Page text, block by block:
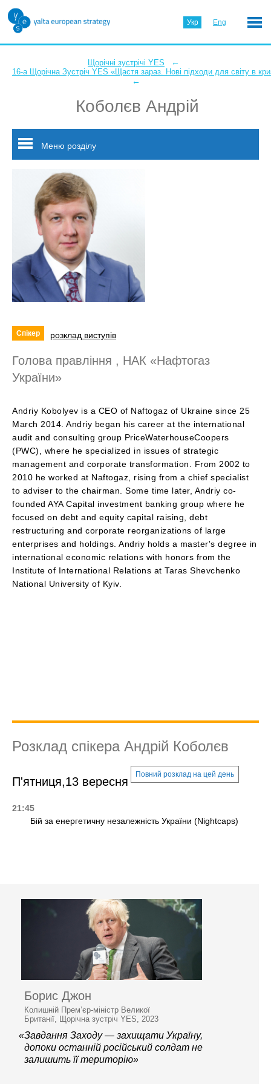
Укр Eng
Щорічні зустрічі YES ←
16-а Щорічна Зустріч YES «Щастя зараз. Нові підходи для світу в
←
Коболєв Андрій
Меню розділу
Спікер розклад виступів
Голова правління , НАК «Нафтогаз
України»
Andriy Kobolyev is a CEO of Naftogaz of Ukraine since 25
March 2014. Andriy began his career at the international
audit and consulting group PriceWaterhouseCoopers
(PWC), where he specialized in issues of strategic
management and corporate transformation. From 2002 to
2010 he worked at Naftogaz, rising from a chief specialist
to adviser to the chairman. Some time later, Andriy co-
founded AYA Capital investment banking group where he
focused on debt and equity capital raising, debt
restructuring and corporate reorganizations of large
enterprises and holdings. Andriy holds a master's degree in
international economic relations with honors from the
Institute of International Relations at Taras Shevchenko
National University of Kyiv.
Розклад спікера Андрій Коболєв
П'ятниця,13 вересня
Повний розклад на цей день
21:45
Бій за енергетичну незалежність України (Nightcaps)
Борис Джон
Колишній Прем’єр-міністр Великої
Британії, Щорічна зустріч YES, 2023
«Завдання Заходу — захищати Україну,
допоки останній російський солдат не
залишить її територію»